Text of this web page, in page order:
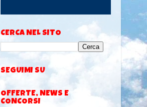
CERCA NEL SITO
SEGUIMI SU
OFFERTE, NEWS E
CONCORSI